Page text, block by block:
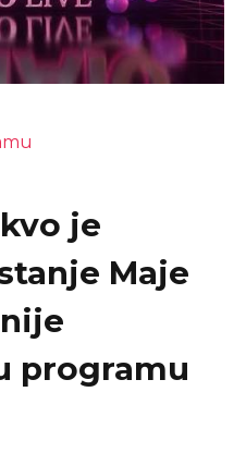
je
Maje
programu